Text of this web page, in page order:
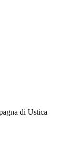
di Ustica